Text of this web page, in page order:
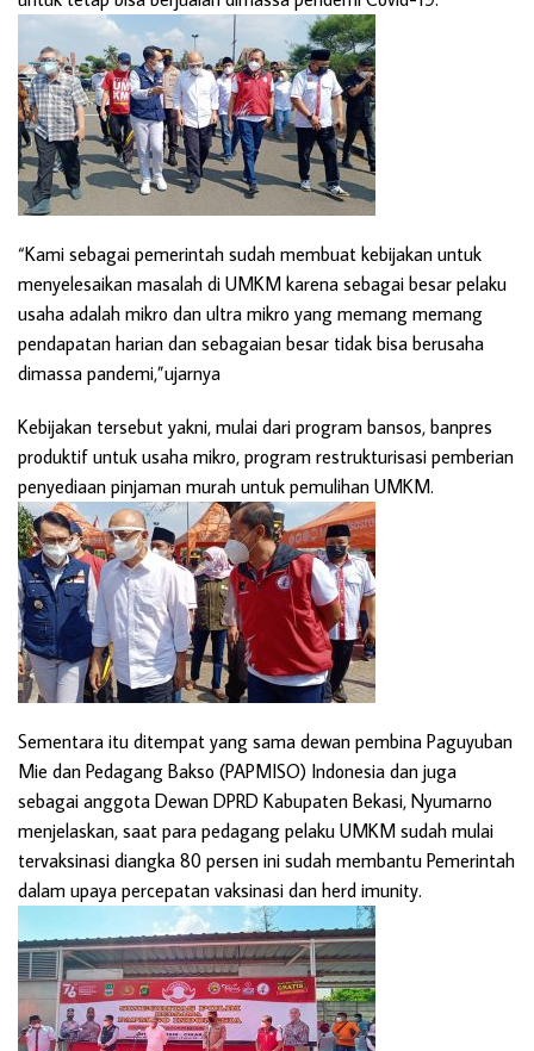
“Kami sebagai pemerintah sudah membuat kebijakan untuk
menyelesaikan masalah di UMKM karena sebagai besar pelaku
usaha adalah mikro dan ultra mikro yang memang memang
pendapatan harian dan sebagaian besar tidak bisa berusaha
dimassa pandemi,”ujarnya
Kebijakan tersebut yakni, mulai dari program bansos, banpres
produktif untuk usaha mikro, program restrukturisasi pemberian
penyediaan pinjaman murah untuk pemulihan UMKM.
Sementara itu ditempat yang sama dewan pembina Paguyuban
Mie dan Pedagang Bakso (PAPMISO) Indonesia dan juga
sebagai anggota Dewan DPRD Kabupaten Bekasi, Nyumarno
menjelaskan, saat para pedagang pelaku UMKM sudah mulai
tervaksinasi diangka 80 persen ini sudah membantu Pemerintah
dalam upaya percepatan vaksinasi dan herd imunity.